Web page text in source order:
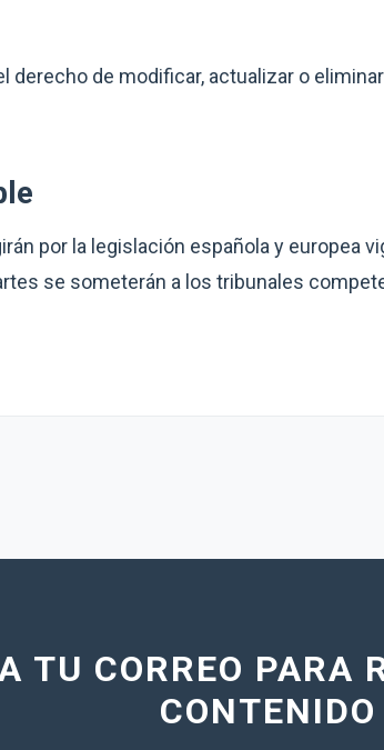
derecho de modificar, actualizar o
por la legislación española y europea
se someterán a los tribunales
TU CORREO PARA
CONTENIDO